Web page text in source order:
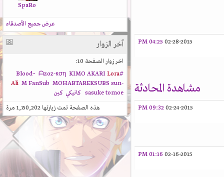
02-28-2015
04:25 PM
مشاهدة المحادثة
02-24-2015
09:32 PM
02-16-2015
01:16 PM
SpaRo
عرض جميع الأصدقاء
آخر الزوار
اخر زوار الصفحة 10:
#Blood~
ᗩzoz-кση KIMO AKARILora
Ali
M FanSub MOHABTAREKSUBSsun-
sasuketomoe كانيكي
كين
هذه الصفحة تمت زيارتها1,750,202مرة